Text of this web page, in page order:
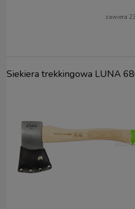
zawiera
Siekiera trekkingowa LUNA